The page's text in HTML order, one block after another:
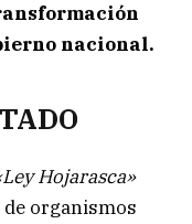
nacional.
Hojarasca»
organismos